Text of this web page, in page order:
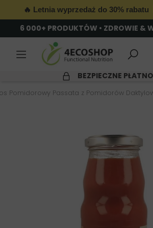
🔥 Letnia wyprzedaż do 30% rabatu
6 000+ PRODUKTÓW • ZDROWIE &
BEZPIECZNE
Pomidorowy Passata z Pomidorów